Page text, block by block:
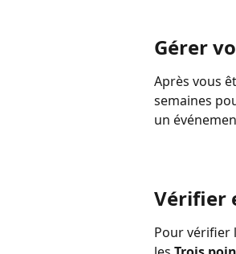
Gérer
Après vous
semaines
un
Vérifier
Pour vérifier